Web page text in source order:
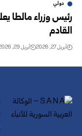
دولي
القادم
أبريل 27, 2026 أبريل 29, 2026